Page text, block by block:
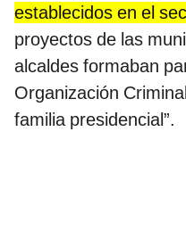
establecidos en el
proyectos de las
alcaldes formaban
Organización
familia presidencial”.